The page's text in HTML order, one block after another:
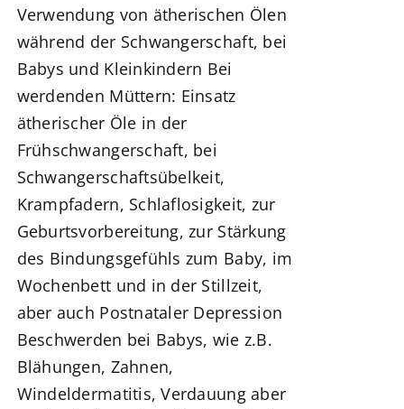
Verwendung von ätherischen Ölen
während der Schwangerschaft, bei
Babys und Kleinkindern Bei
werdenden Müttern: Einsatz
ätherischer Öle in der
Frühschwangerschaft, bei
Schwangerschaftsübelkeit,
Krampfadern, Schlaflosigkeit, zur
Geburtsvorbereitung, zur Stärkung
des Bindungsgefühls zum Baby, im
Wochenbett und in der Stillzeit,
aber auch Postnataler Depression
Beschwerden bei Babys, wie z.B.
Blähungen, Zahnen,
Windeldermatitis, Verdauung aber